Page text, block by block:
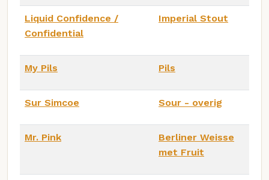
Liquid Confidence /
Confidential
Imperial Stout
My Pils Pils
Sur Simcoe Sour - overig
Mr. Pink
Berliner Weisse
met Fruit